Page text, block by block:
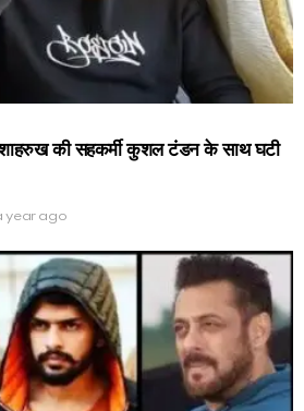
शाहरुख की सहकर्मी कुशल टंडन के साथ घटी
year ago